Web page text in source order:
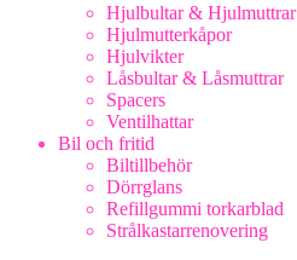
Hjulbultar & Hjulmuttrar
Hjulmutterkåpor
Hjulvikter
Låsbultar & Låsmuttrar
Spacers
Ventilhattar
Bil och fritid
Biltillbehör
Dörrglans
Refillgummi torkarblad
Strålkastarrenovering